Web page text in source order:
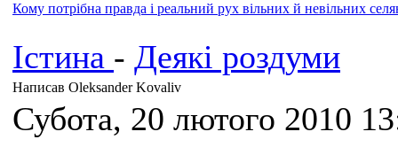
Кому потрібна правда і реальний рух вільних й невільних
Істина - Деякі роздуми
Написав Oleksander Kovaliv
Субота, 20 лютого 2010